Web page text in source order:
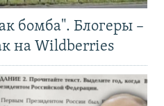
бомба". Блогеры –
на Wildberries